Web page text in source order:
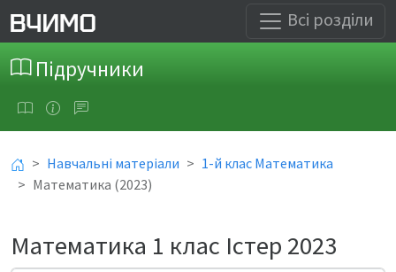
Всі розділи
Підручники
Навчальні матеріали
1-й клас Математика
Математика (2023)
Математика 1 клас Істер 2023